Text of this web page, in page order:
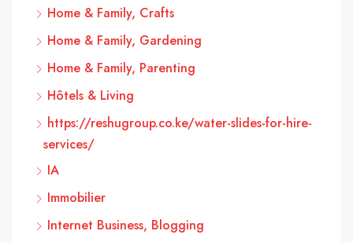
Home & Family, Crafts
Home & Family, Gardening
Home & Family, Parenting
Hôtels & Living
https://reshugroup.co.ke/water-slides-for-hire-
services/
IA
Immobilier
Internet Business, Blogging